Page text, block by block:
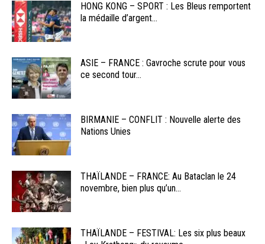
HONG KONG – SPORT : Les Bleus remportent
la médaille d’argent...
ASIE – FRANCE : Gavroche scrute pour vous
ce second tour...
BIRMANIE – CONFLIT : Nouvelle alerte des
Nations Unies
THAÏLANDE – FRANCE: Au Bataclan le 24
novembre, bien plus qu’un...
THAÏLANDE – FESTIVAL: Les six plus beaux